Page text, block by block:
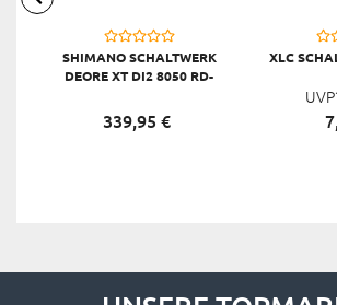
SHIMANO SCHALTWERK
DEORE XT DI2 8050 RD-
339,95 €
XLC